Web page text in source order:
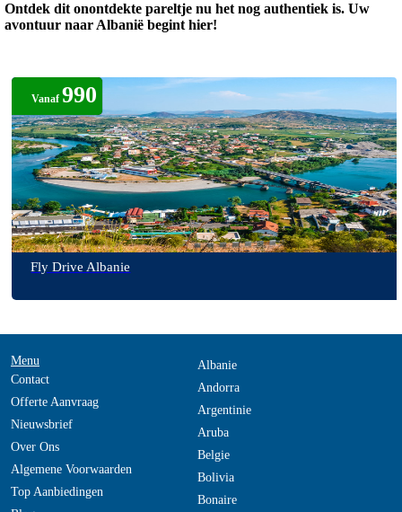
Ontdek dit onontdekte pareltje nu het nog authentiek is. Uw
avontuur naar Albanië begint hier!
Vanaf990
Fly Drive Albanie
Menu
Contact
Offerte Aanvraag
Nieuwsbrief
Over Ons
Algemene Voorwaarden
Top Aanbiedingen
Albanie
Andorra
Argentinie
Aruba
Belgie
Bolivia
Bonaire